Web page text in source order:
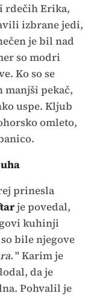
rdečih Erika,
izbrane jedi,
je bil nad
so modri
Ko so se
pekač,
uspe. Kljub
omleto,
prinesla
je povedal,
kuhinji
bile njegove
" Karim je
da je
Pohvalil je